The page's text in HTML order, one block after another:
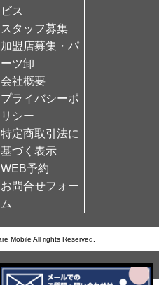
ビス
スタッフ募集
加盟店募集・パ
ーツ卸
会社概要
プライバシーポ
リシー
特定商取引法に
基づく表示
WEB予約
お問合せフォー
ム
Mobile All rights Reserved.